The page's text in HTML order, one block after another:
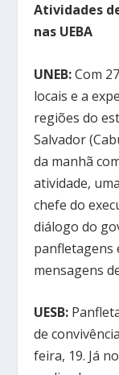
Atividades
nas UEBA
UNEB:Com
locais e a
regiões do
Salvador
da manhã
atividade,
chefe do
diálogo do
panfletagens
mensagens
UESB:
de
feira, 19. Já